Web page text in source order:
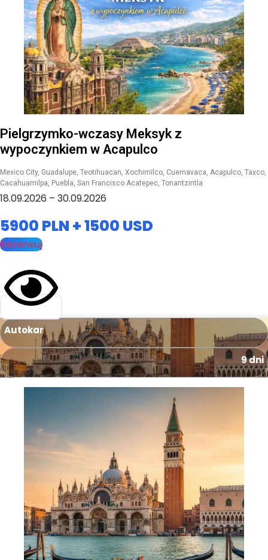
Pielgrzymko-wczasy Meksyk z
wypoczynkiem w Acapulco
Mexico City, Guadalupe, Teotihuacan, Xochimilco, Cuernavaca, Acapulco, Taxco,
Cacahuamilpa, Puebla, San Francisco Acatepec, Tonantzintla
18.09.2026 – 30.09.2026
5900 PLN + 1500 USD
Rezerwuj
Autokar
9 dni